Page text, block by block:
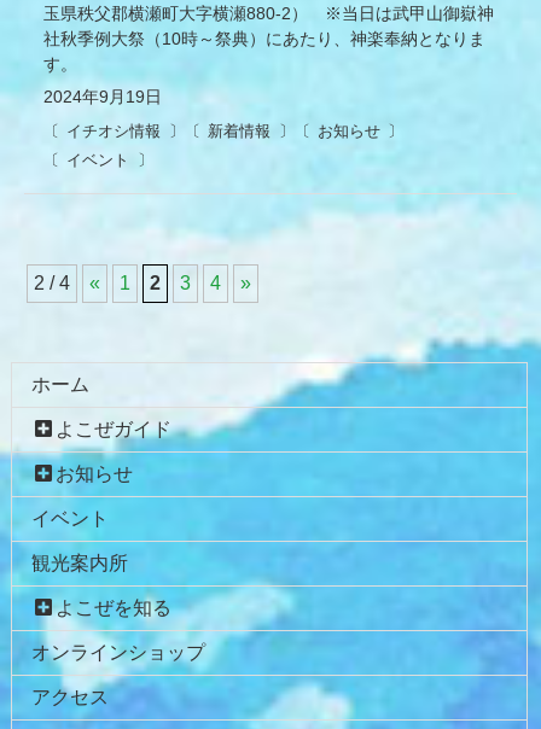
2024年9月19日
イチオシ情報 新着情報
お知らせ
イベント
玉県秩父郡横瀬町大字横瀬880-2） ※当日は武甲山御嶽神
社秋季例大祭（10時～祭典）にあたり、神楽奉納となりま
す。
2 / 4 « 1 2 3 4
»
ン
本
文
先
戻
の
頭
へ
る
ホーム
よこぜガイド
お知らせ
イベント
観光案内所
よこぜを知る
オンラインショップ
アクセス